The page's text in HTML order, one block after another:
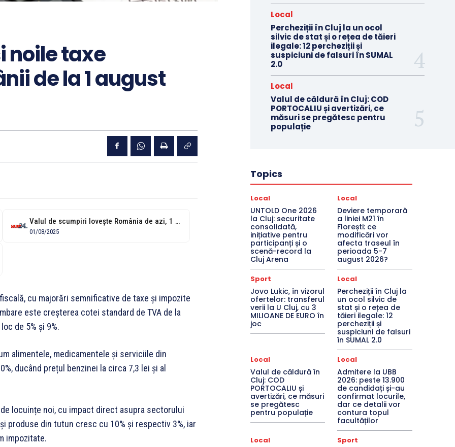
noile taxe
de la 1 august
Valul de scumpiri lovește România de azi, 1 august. Crește prețul la...
01/08/2025
cu majorări semnificative de taxe și impozite
este creșterea cotei standard de TVA de la
de 5% și 9%.
alimentele, medicamentele și serviciile din
ducând prețul benzinei la circa 7,3 lei și al
locuințe noi, cu impact direct asupra sectorului
produse din tutun cresc cu 10% și respectiv 3%, iar
impozitate.
Local
Percheziții în Cluj la un ocol
silvic de stat și o rețea de tăieri
ilegale: 12 percheziții și
suspiciuni de falsuri în SUMAL
2.0
Local
Valul de căldură în Cluj: COD
PORTOCALIU și avertizări, ce
măsuri se pregătesc pentru
populație
Topics
Local
UNTOLD One 2026
la Cluj: securitate
consolidată,
inițiative pentru
participanți și o
scenă-record la
Cluj Arena
Local
Deviere temporară
a liniei M21 în
Florești: ce
modificări vor
afecta traseul în
perioada 5-7
august 2026?
Sport
Jovo Lukic, în vizorul
ofertelor: transferul
verii la U Cluj, cu 3
MILIOANE DE EURO în
joc
Local
Percheziții în Cluj la
un ocol silvic de
stat și o rețea de
tăieri ilegale: 12
percheziții și
suspiciuni de falsuri
în SUMAL 2.0
Local
Valul de căldură în
Cluj: COD
PORTOCALIU și
avertizări, ce măsuri
se pregătesc
pentru populație
Local
Admitere la UBB
2026: peste 13.900
de candidați și-au
confirmat locurile,
dar ce detalii vor
contura topul
facultăților
Local Sport